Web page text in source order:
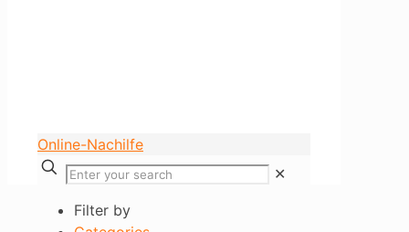
Online-Nachilfe
✕
Filter by